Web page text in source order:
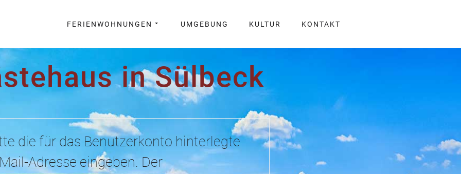
FERIENWOHNUNGEN UMGEBUNG KULTUR KONTAKT
in Sülbeck
die für das Benutzerkonto hinterlegte
Adresse eingeben. Der